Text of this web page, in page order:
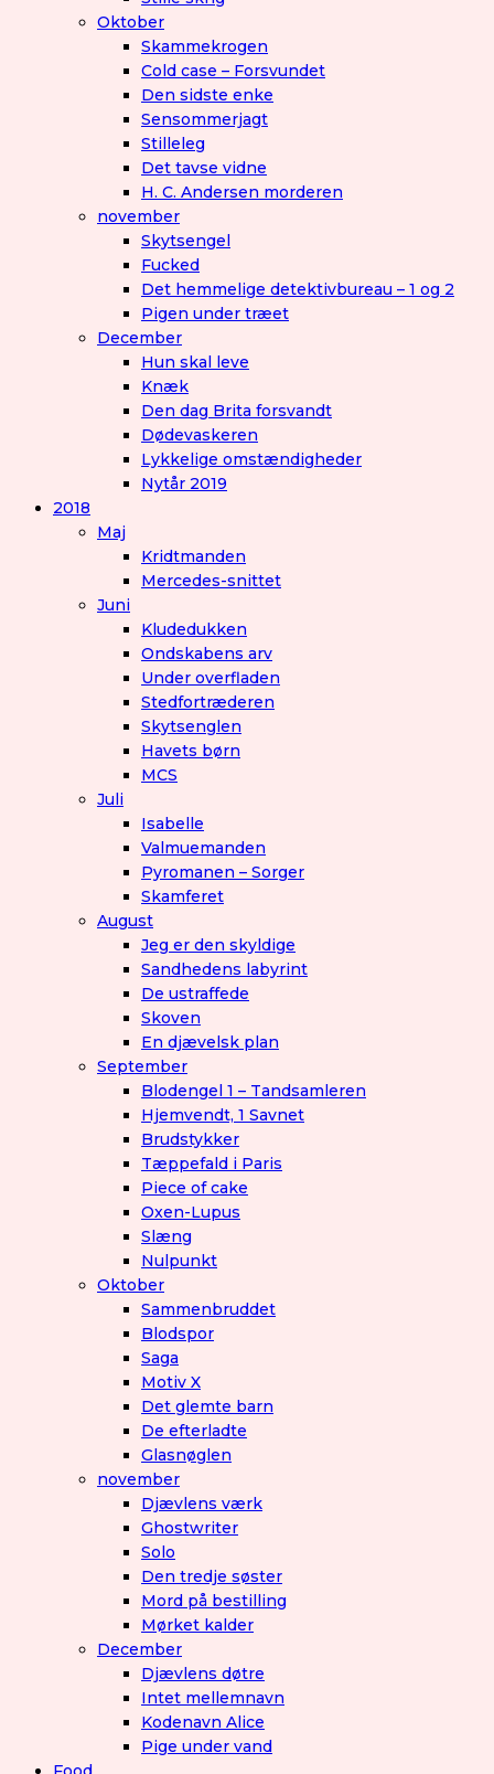
Oktober
Skammekrogen
Cold case – Forsvundet
Den sidste enke
Sensommerjagt
Stilleleg
Det tavse vidne
H. C. Andersen morderen
november
Skytsengel
Fucked
Det hemmelige detektivbureau – 1 og 2
Pigen under træet
December
Hun skal leve
Knæk
Den dag Brita forsvandt
Dødevaskeren
Lykkelige omstændigheder
Nytår 2019
2018
Maj
Kridtmanden
Mercedes-snittet
Juni
Kludedukken
Ondskabens arv
Under overfladen
Stedfortræderen
Skytsenglen
Havets børn
MCS
Juli
Isabelle
Valmuemanden
Pyromanen – Sorger
Skamferet
August
Jeg er den skyldige
Sandhedens labyrint
De ustraffede
Skoven
En djævelsk plan
September
Blodengel 1 – Tandsamleren
Hjemvendt, 1 Savnet
Brudstykker
Tæppefald i Paris
Piece of cake
Oxen-Lupus
Slæng
Nulpunkt
Oktober
Sammenbruddet
Blodspor
Saga
Motiv X
Det glemte barn
De efterladte
Glasnøglen
november
Djævlens værk
Ghostwriter
Solo
Den tredje søster
Mord på bestilling
Mørket kalder
December
Djævlens døtre
Intet mellemnavn
Kodenavn Alice
Pige under vand